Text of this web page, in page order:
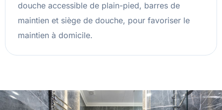
douche accessible de plain-pied, barres de
maintien et siège de douche, pour favoriser le
maintien à domicile.